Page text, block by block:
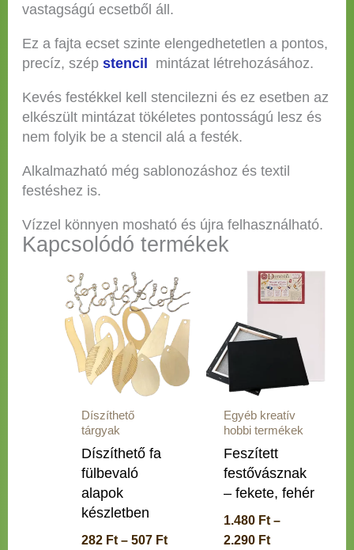
vastagságú ecsetből áll.
Ez a fajta ecset szinte elengedhetetlen a pontos,
precíz, szép stencil mintázat létrehozásához.
Kevés festékkel kell stencilezni és ez esetben az
elkészült mintázat tökéletes pontosságú lesz és
nem folyik be a stencil alá a festék.
Alkalmazható még sablonozáshoz és textil
festéshez is.
Vízzel könnyen mosható és újra felhasználható.
Kapcsolódó termékek
Díszíthető
tárgyak
Díszíthető fa
fülbevaló
alapok
készletben
282 Ft – 507 Ft
Ártartomány:
282 Ft
-
507 Ft
Ennek
a
terméknek
több
variációja
van.
változatok
a
termékoldalon
választhatók
ki
Egyéb kreatív
hobbi termékek
Feszített
festővásznak
– fekete, fehér
1.480 Ft –
2.290 Ft
Ártartomány:
1.480 Ft
Ennek
terméknek
több
variációja
van.
A
változatok
a
termékoldalon
választhatók
ki